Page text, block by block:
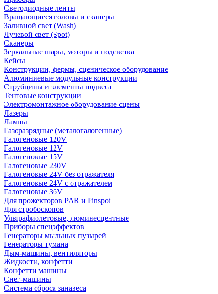
Светодиодные ленты
Вращающиеся головы и сканеры
Заливной свет (Wash)
Лучевой свет (Spot)
Сканеры
Зеркальные шары, моторы и подсветка
Кейсы
Конструкции, фермы, сценическое оборудование
Алюминиевые модульные конструкции
Струбцины и элементы подвеса
Тентовые конструкции
Электромонтажное оборудование сцены
Лазеры
Лампы
Газоразрядные (металогалогенные)
Галогеновые 120V
Галогеновые 12V
Галогеновые 15V
Галогеновые 230V
Галогеновые 24V без отражателя
Галогеновые 24V с отражателем
Галогеновые 36V
Для прожекторов PAR и Pinspot
Для стробоскопов
Ультрафиолетовые, люминесцентные
Приборы спецэффектов
Генераторы мыльных пузырей
Генераторы тумана
Дым-машины, вентиляторы
Жидкости, конфетти
Конфетти машины
Снег-машины
Система сброса занавеса